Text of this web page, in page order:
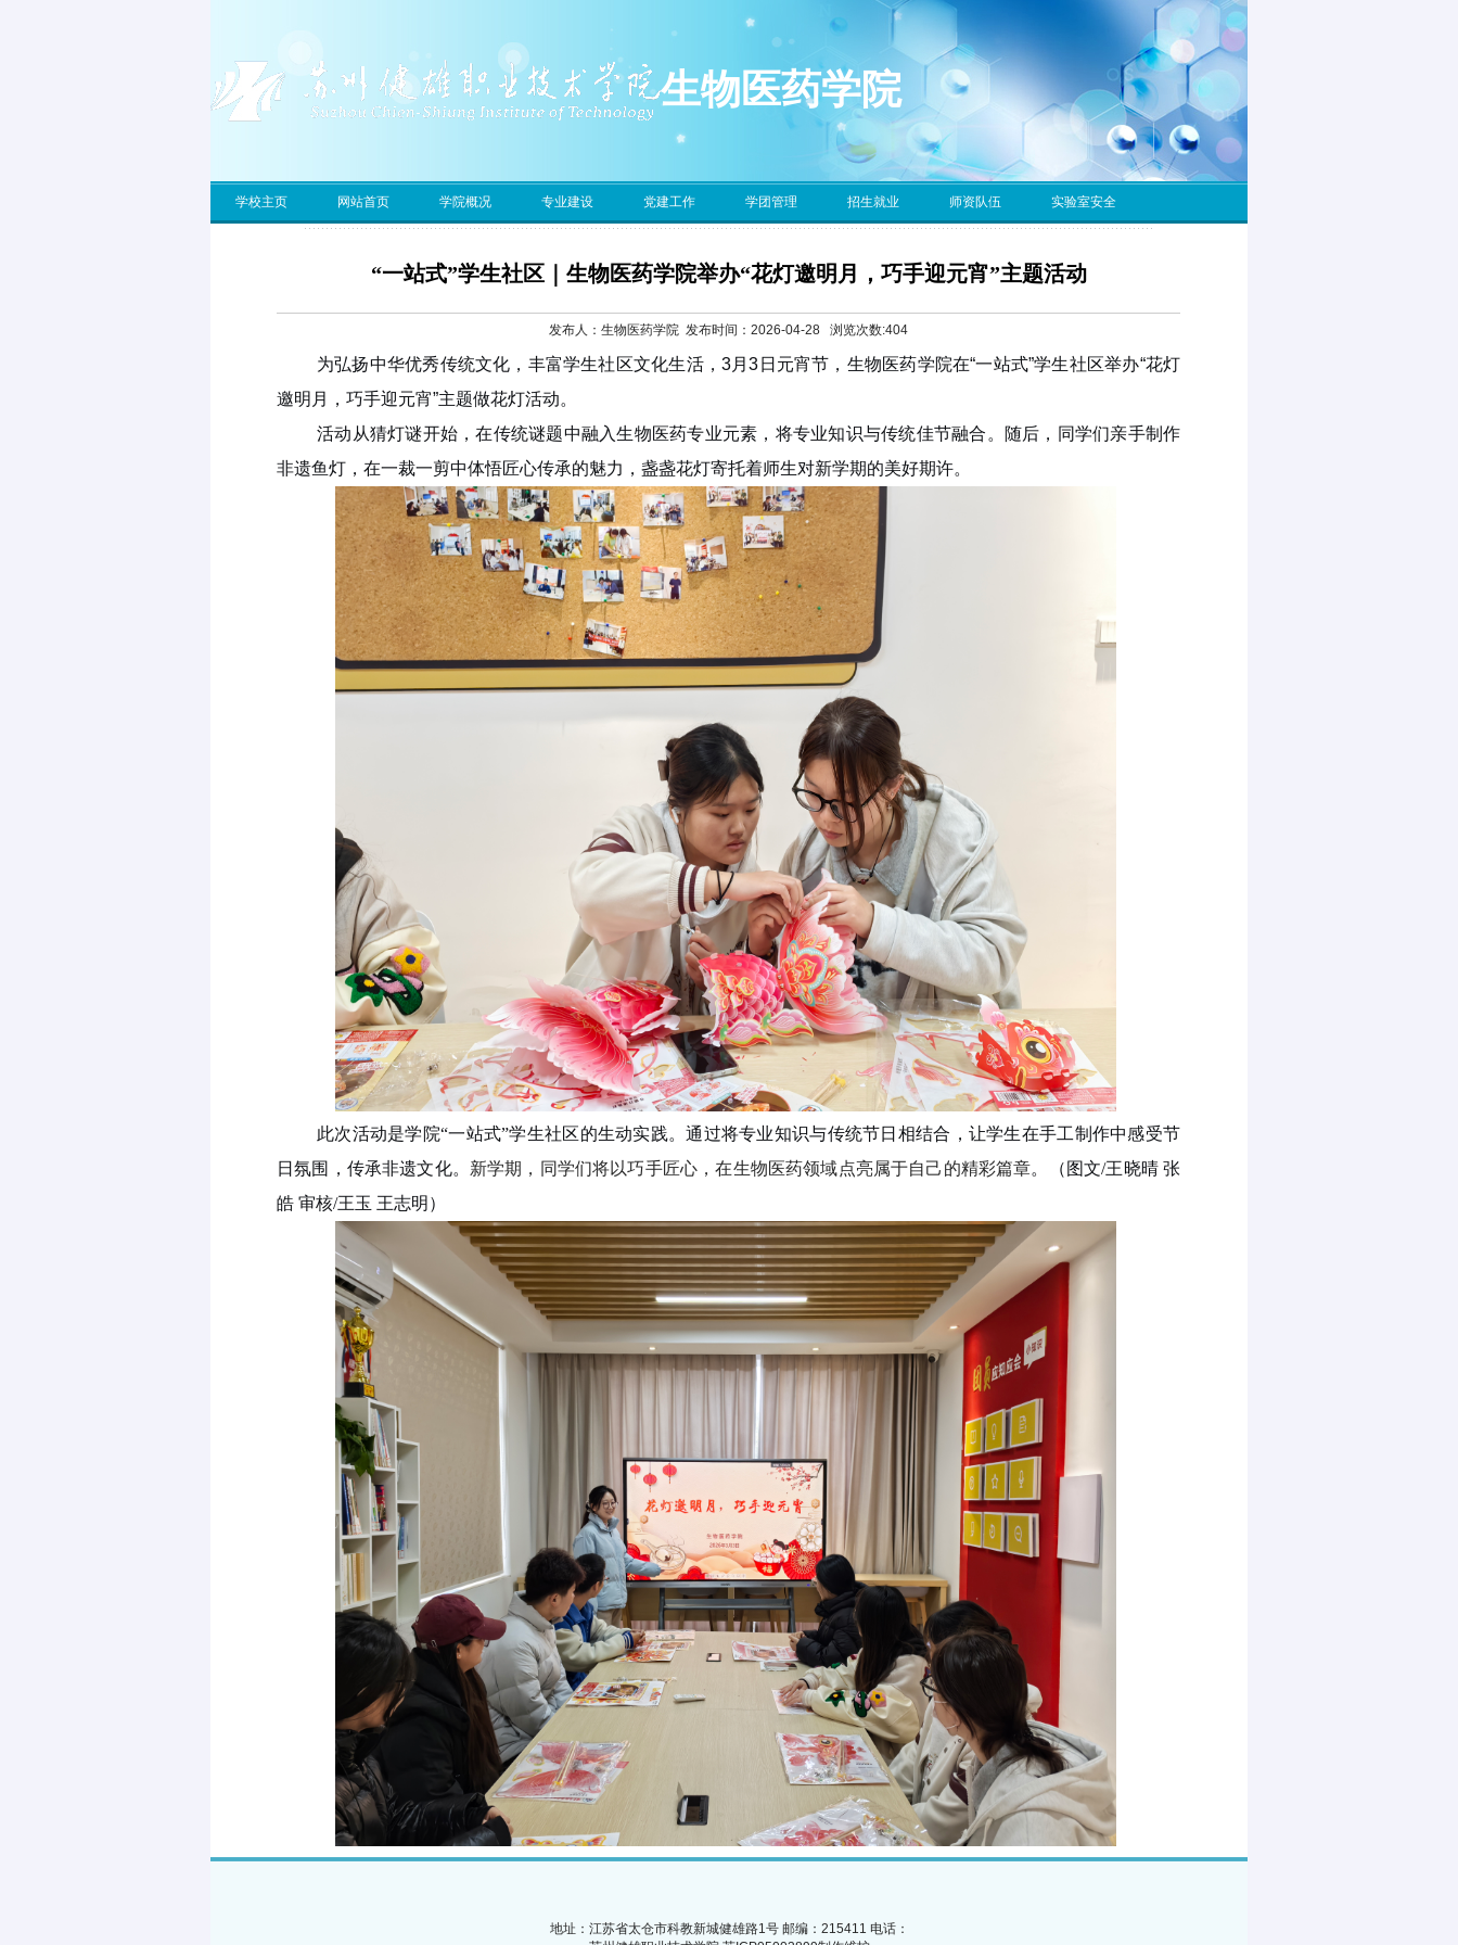
生物医药学院
学校主页 网站首页 学院概况 专业建设 党建工作 学团管理 招生就业 师资队伍 实验室安全
“一站式”学生社区｜生物医药学院举办“花灯邀明月，巧手迎元宵”主题活动
发布人：生物医药学院 发布时间：2026-04-28 浏览次数:404
为弘扬中华优秀传统文化，丰富学生社区文化生活， 3月3日元宵节，生物医药学院在“一站式”学生社区举办“花灯
邀明月，巧手迎元宵”主题做花灯活动。
活动从猜灯谜开始，在传统谜题中融入生物医药专业元素，将专业知识与传统佳节融合。随后，同学们亲手制作
非遗鱼灯， 在一裁一剪中体悟匠心传承的魅力 ， 盏盏花灯寄托着师生对新学期的美好期许。
此次活动是学院“一站式”学生社区的生动实践。通过将专业知识与传统节日相结合， 让学生在手工制作中感受节
日氛围，传承非遗文化。 新学期，同学们将以巧手匠心，在生物医药领域点亮属于自己的精彩篇章。（图文/王晓晴张
皓 审核/王玉 王志明）
地址：江苏省太仓市科教新城健雄路1号 邮编：215411 电话：